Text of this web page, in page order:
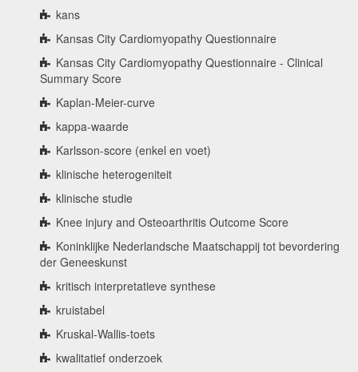
kans
Kansas City Cardiomyopathy Questionnaire
Kansas City Cardiomyopathy Questionnaire - Clinical
Summary Score
Kaplan-Meier-curve
kappa-waarde
Karlsson-score (enkel en voet)
klinische heterogeniteit
klinische studie
Knee injury and Osteoarthritis Outcome Score
Koninklijke Nederlandsche Maatschappij tot bevordering
der Geneeskunst
kritisch interpretatieve synthese
kruistabel
Kruskal-Wallis-toets
kwalitatief onderzoek